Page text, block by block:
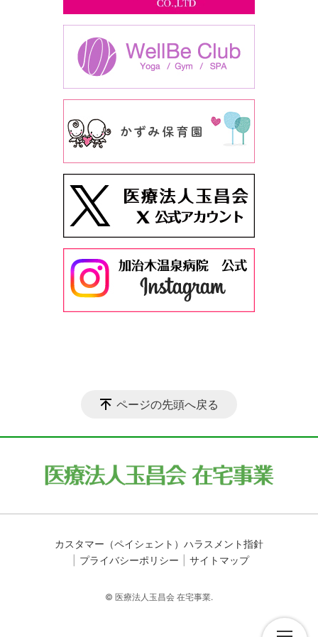
ページの先頭へ戻る
カスタマー（ペイシェント）ハラスメント指針
プライバシーポリシー
サイトマップ
© 医療法人玉昌会 在宅事業.